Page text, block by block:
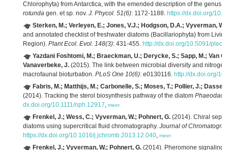
Chlorophyta) from Antarctica, with the emended description of the genus
rotunda gen. et sp. nov. J. Phycol. 51(6): 1172-1188. https://dx.doi.org/
Sterken, M.; Verleyen, E.; Jones, V.J.; Hodgson, D.A.; Vyverman,
and annotated checklist of freshwater diatoms (Bacillariophyta) from
Region). Plant Ecol. Evol. 148(3): 431-455. http://dx.doi.org/10.5091/
Yazdani Foshtomi, M.; Braeckman, U.; Derycke, S.; Sapp, M.; Van
Vanaverbeke, J. (2015). The link between microbial diversity and
macrofaunal bioturbation. PLoS One 10(6): e0130116. http://dx.doi.org/
Fabris, M.; Matthijs, M.; Carbonelle, S.; Moses, T.; Pollier, J.;
(2014). Tracking the sterol biosynthesis pathway of the diatom
dx.doi.org/10.1111/nph.12917, meer
Frenkel, J.; Wess, C.; Vyverman, W.; Pohnert, G. (2014). Chiral
diatoms using supercritical fluid chromatography. Journal of
https://dx.doi.org/10.1016/j.jchromb.2013.12.040, meer
Frenkel, J.; Vyverman, W.; Pohnert, G. (2014). Pheromone signaling